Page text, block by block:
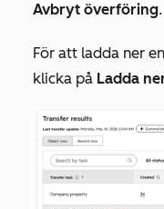
Avbryt överföring.
För att ladda ner
klicka på Ladda